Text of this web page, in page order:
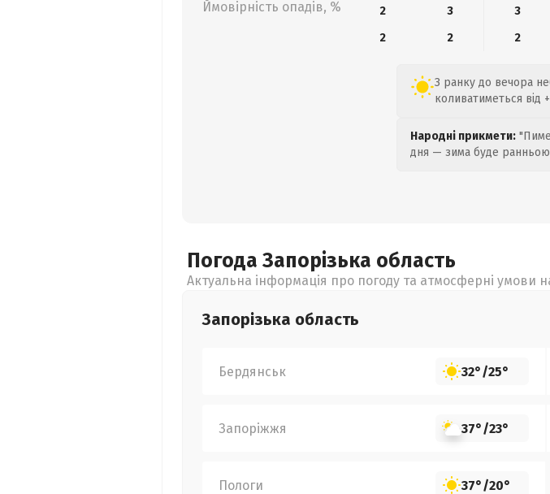
Ймовірність опадів, %
2
3 3
2
2 2
З ранку до вечора
коливатиметься від
Народні прикмети:
дня — зима буде
Погода Запорізька область
Актуальна інформація про погоду та атмосферні умови
Запорізька область
Бердянськ 32°/25°
Запоріжжя 37°/23°
Пологи 37°/20°